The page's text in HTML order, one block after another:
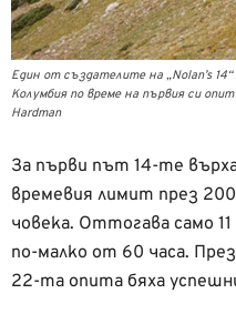
Един от създателите на „Nolan’s
Колумбия по време на първия си
Hardman
За първи път 14-те
времевия лимит през
човека. Оттогава само
по-малко от 60 часа.
22-та опита бяха